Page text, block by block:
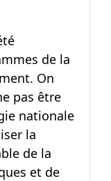
de la
On
pas être
nationale
la
de la
et de